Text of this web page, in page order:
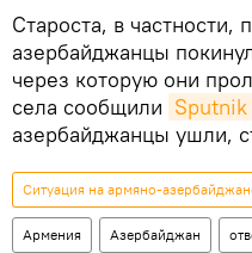
Староста, в частности,
азербайджанцы
через которую они
села сообщили
азербайджанцы ушли,
Ситуация на армяно-
Армения Азербайджан